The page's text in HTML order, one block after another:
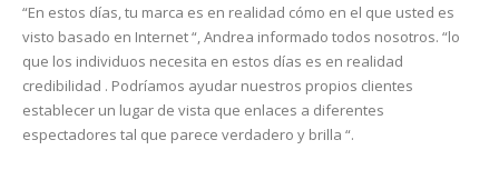
“En estos días, tu marca es en realidad cómo en el que usted es
visto basado en Internet “, Andrea informado todos nosotros. “lo
que los individuos necesita en estos días es en realidad
credibilidad . Podríamos ayudar nuestros propios clientes
establecer un lugar de vista que enlaces a diferentes
espectadores tal que parece verdadero y brilla “.